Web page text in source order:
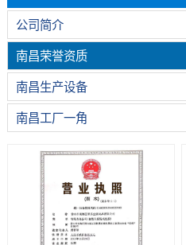
公司简介
南昌荣誉资质
南昌生产设备
南昌工厂一角